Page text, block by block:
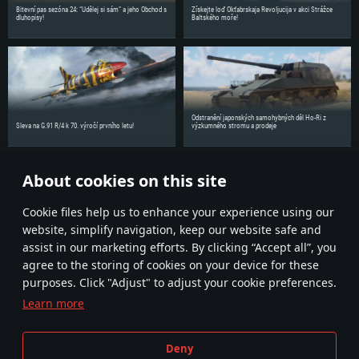
About cookies on this site
Сookie files help us to enhance your experience using our
website, simplify navigation, keep our website safe and
assist in our marketing efforts. By clicking “Accept all”, you
agree to the storing of cookies on your device for these
purposes. Click "Adjust" to adjust your cookie preferences.
Learn more
Deny
570 a lepší
Místo na disku: 62,2 GB
Připojení: Širokopásmové připojení
Grafická karta: NVIDIA 1060 s nejnovějšími proprietárními ovladači (ne
nejnovějšími proprietárními ovladači (ne staršími, než půl roku) a s
podporou Vulcan.
Připojení: Širokopásmové připojení
Místo na disku: 62,2 GB
Bitevní pas sezóna 24: “Udělej si sám” a jeho Obchod s
dluhopisy!
Získejte loď Okťabrskaja Revoljucija v akci Strážce
Baltského moře!
Sleva na G.91 R/4 k 70. výročí prvního letu!
Odstranění japonských samohybných děl Ho-Ri z
výzkumného stromu a prodeje
Sdílejte novinky se svými přáteli!
Smluvní podmínky
Nastavení souborů cookie